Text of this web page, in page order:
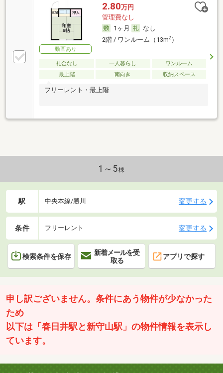
動画あり
2.80万円
管理費なし
1ヶ月
なし
2階 / ワンルーム（13m2）
礼金なし 一人暮らし
ワンルーム
最上階
南向き 収納スペース
フリーレント・最上階
1～5棟
駅 中央本線/勝川 変更する
条件 フリーレント 変更する
検索条件を保存
新着メールを受
取る
アプリで探す
申し訳ございません。条件にあう物件が少なかった
ため
以下は「春日井駅と新守山駅」の物件情報を表示し
ています。